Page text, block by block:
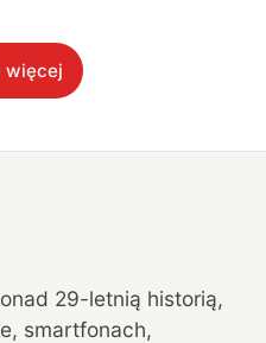
więcej
29-letnią historią,
smartfonach,